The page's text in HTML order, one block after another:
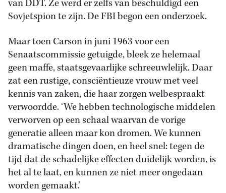
van DDT. Ze werd er zelfs van beschuldigd een
Sovjetspion te zijn. De FBI begon een onderzoek.
Maar toen Carson in juni 1963 voor een
Senaatscommissie getuigde, bleek ze helemaal
geen maffe, staatsgevaarlijke schreeuwlelijk. Daar
zat een rustige, consciëntieuze vrouw met veel
kennis van zaken, die haar zorgen welbespraakt
verwoordde. ‘We hebben technologische middelen
verworven op een schaal waarvan de vorige
generatie alleen maar kon dromen. We kunnen
dramatische dingen doen, en heel snel: tegen de
tijd dat de schadelijke effecten duidelijk worden, is
het al te laat, en kunnen ze niet meer ongedaan
worden gemaakt.’